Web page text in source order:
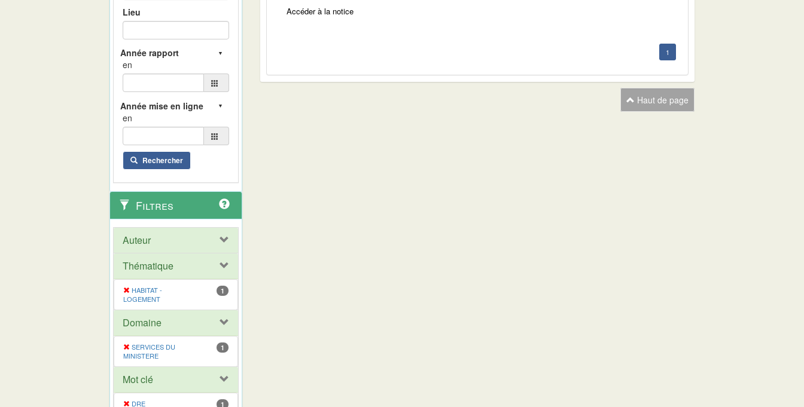
Lieu
en
en
Rechercher
Filtres
Auteur
Thématique
HABITAT -
LOGEMENT
1
Domaine
SERVICES DU
MINISTERE
1
Mot clé
DRE 1
Accéder à la notice
1
Haut de page